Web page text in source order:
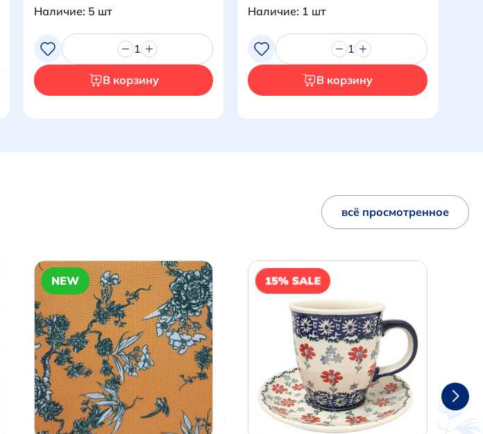
Наличие: 5 шт
1
В корзину
Наличие: 1 шт
1
В корзину
всё просмотренное
NEW NEW